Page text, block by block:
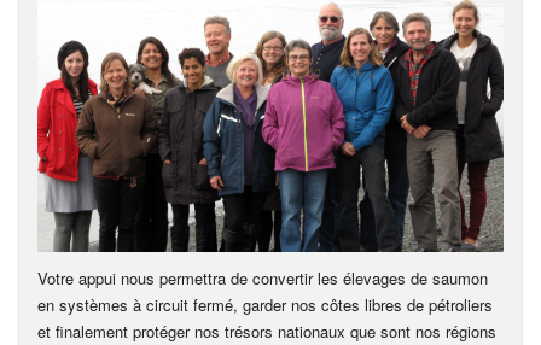
Votre appui nous permettra de convertir les élevages de saumon
en systèmes à circuit fermé, garder nos côtes libres de pétroliers
et finalement protéger nos trésors nationaux que sont nos régions